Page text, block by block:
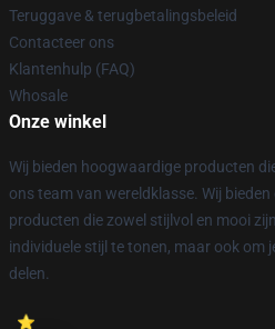
Teruggave & terugbetalingsbeleid
Contacteer ons
Klantenhulp (FAQ)
Whosale
Onze winkel
Wij bieden hoogwaardige producten
ons team van wereldklasse. Wij
producten die zowel stijlvol en mooi
individuele stijl te tonen, maar ook om
delen.